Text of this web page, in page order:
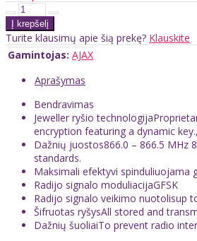
Turite klausimų apie šią prekę? Klauskite
Gamintojas: AJAX
Aprašymas
Bendravimas
Jeweller ryšio
encryption featuring a dynamic
Dažnių juostos866.0 – 866.5 MHz
standards.
Maksimali efektyvi spinduliuojama
Radijo signalo moduliacijaGFSK
Radijo signalo veikimo nuotolisup
Šifruotas ryšysAll stored and
Dažnių šuoliaiTo prevent radio